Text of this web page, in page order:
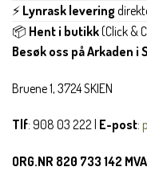
⚡ Lynrask levering
📦 Hent i butikk(Click &
Besøk oss på Arkaden i
Bruene 1, 3724 SKIEN
Tlf: 908 03 222 | E-post:
ORG.NR 820 733 142 MVA